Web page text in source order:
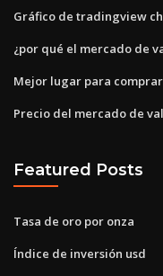
Gráfico de tradingview
¿por qué el mercado de
Mejor lugar para
Precio del mercado de
Featured Posts
Tasa de oro por onza
Índice de inversión usd